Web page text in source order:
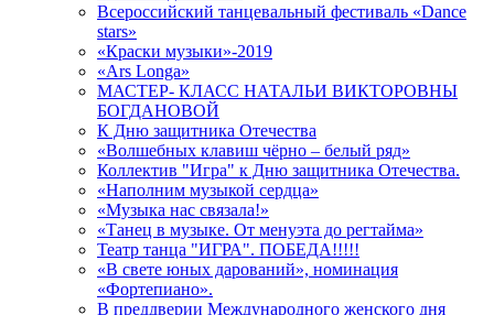
Всероссийский танцевальный фестиваль «Dance
stars»
«Краски музыки»-2019
«Ars Longa»
МАСТЕР- КЛАСС НАТАЛЬИ ВИКТОРОВНЫ
БОГДАНОВОЙ
К Дню защитника Отечества
«Волшебных клавиш чёрно – белый ряд»
Коллектив "Игра" к Дню защитника Отечества.
«Наполним музыкой сердца»
«Музыка нас связала!»
«Танец в музыке. От менуэта до регтайма»
Театр танца "ИГРА". ПОБЕДА!!!!!
«В свете юных дарований», номинация
«Фортепиано».
В преддверии Международного женского дня